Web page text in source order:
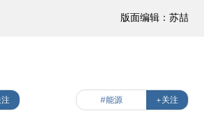
版面编辑：苏喆
#能源 +关注